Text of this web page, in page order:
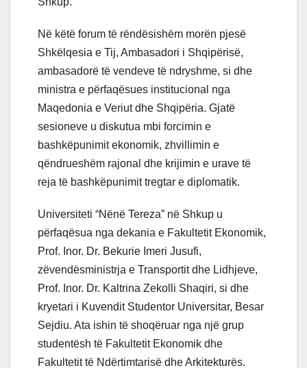
Në këtë forum të rëndësishëm morën pjesë
Shkëlqesia e Tij, Ambasadori i Shqipërisë,
ambasadorë të vendeve të ndryshme, si dhe
ministra e përfaqësues institucional nga
Maqedonia e Veriut dhe Shqipëria. Gjatë
sesioneve u diskutua mbi forcimin e
bashkëpunimit ekonomik, zhvillimin e
qëndrueshëm rajonal dhe krijimin e urave të
reja të bashkëpunimit tregtar e diplomatik.
Universiteti “Nënë Tereza” në Shkup u
përfaqësua nga dekania e Fakultetit Ekonomik,
Prof. Inor. Dr. Bekurie Imeri Jusufi,
zëvendësministrja e Transportit dhe Lidhjeve,
Prof. Inor. Dr. Kaltrina Zekolli Shaqiri, si dhe
kryetari i Kuvendit Studentor Universitar, Besar
Sejdiu. Ata ishin të shoqëruar nga një grup
studentësh të Fakultetit Ekonomik dhe
Fakultetit të Ndërtimtarisë dhe Arkitekturës.